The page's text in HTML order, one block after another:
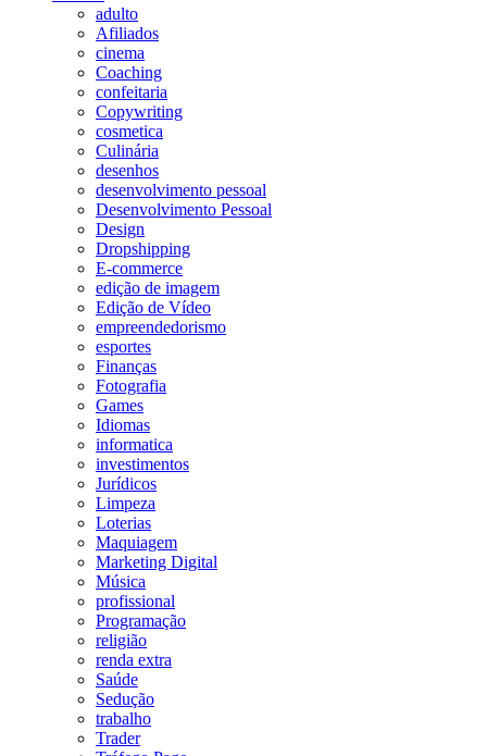
adulto
Afiliados
cinema
Coaching
confeitaria
Copywriting
cosmetica
Culinária
desenhos
desenvolvimento pessoal
Desenvolvimento Pessoal
Design
Dropshipping
E-commerce
edição de imagem
Edição de Vídeo
empreendedorismo
esportes
Finanças
Fotografia
Games
Idiomas
informatica
investimentos
Jurídicos
Limpeza
Loterias
Maquiagem
Marketing Digital
Música
profissional
Programação
religião
renda extra
Saúde
Sedução
trabalho
Trader